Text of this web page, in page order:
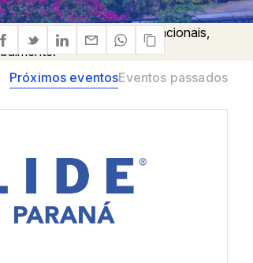
unidades regionais e internacionais,
Próximos eventosEventos passados